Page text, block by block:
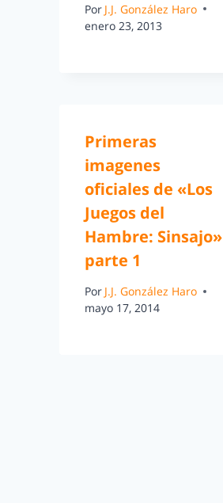
Por J.J. González Haro
enero 23, 2013
Primeras
imagenes
oficiales de «Los
Juegos del
Hambre: Sinsajo»
parte 1
Por J.J. González Haro
mayo 17, 2014